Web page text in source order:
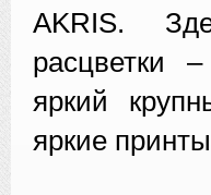
AKRIS.
расцветки
яркий
яркие